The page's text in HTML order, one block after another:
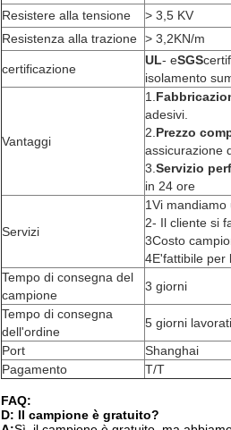
Resistere alla tensione
> 3,5 KV
Resistenza alla trazione > 3,2KN/m
certificazione
UL- eSGS
isolamento
Vantaggi
1.
adesivi.
2. Prezzo
assicurazione
3. Servizio
in 24 ore
Servizi
1Vi mandiamo
2- Il cliente si
3Costo
4E'fattibile per
Tempo di consegna del
campione
3 giorni
Tempo di consegna
dell'ordine
5 giorni
Port
Shanghai
Pagamento
T/T
FAQ:
D: Il campione è gratuito?